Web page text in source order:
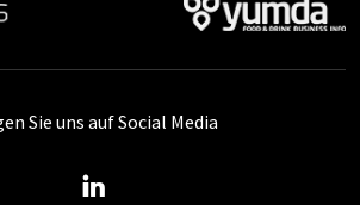
Sie uns auf Social Media